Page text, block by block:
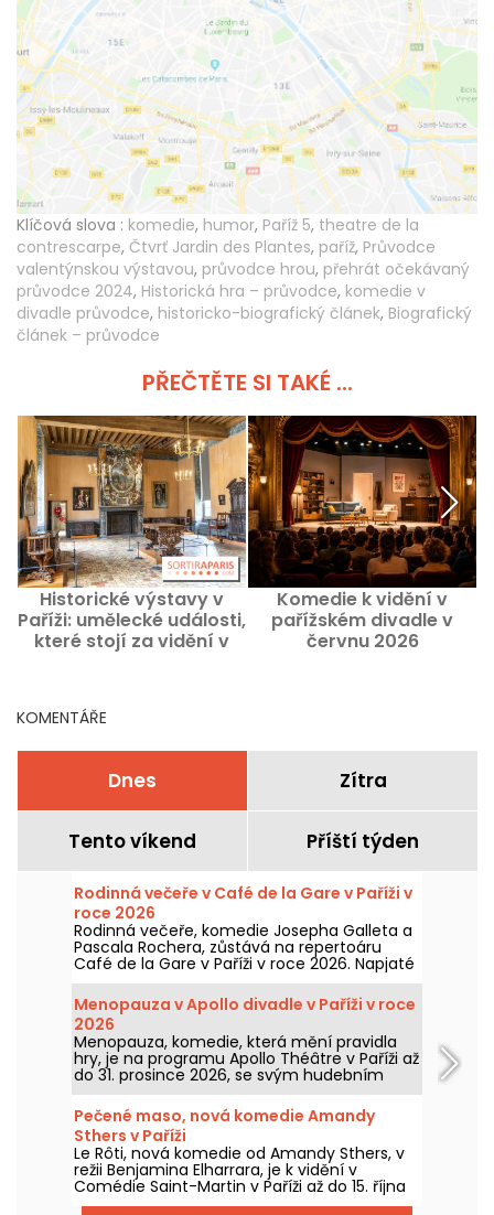
Klíčová slova : komedie, humor, Paříž 5, theatre de la
contrescarpe, Čtvrť Jardin des Plantes, paříž, Průvodce
valentýnskou výstavou, průvodce hrou, přehrát očekávaný
průvodce 2024, Historická hra – průvodce, komedie v
divadle průvodce, historicko-biografický článek, Biografický
článek – průvodce
PŘEČTĚTE SI TAKÉ ...
Historické výstavy v
Paříži: umělecké události,
které stojí za vidění v
Komedie k vidění v
pařížském divadle v
červnu 2026
KOMENTÁŘE
Dnes Zítra
Tento víkend Příští týden
Rodinná večeře v Café de la Gare v Paříži v
roce 2026
Rodinná večeře, komedie Josepha Galleta a
Pascala Rochera, zůstává na repertoáru
Café de la Gare v Paříži v roce 2026. Napjaté
rodinné setkání kolem Alexandrových
třicetin.
Menopauza v Apollo divadle v Paříži v roce
2026
Menopauza, komedie, která mění pravidla
hry, je na programu Apollo Théâtre v Paříži až
do 31. prosince 2026, se svým hudebním
představením o menopauze.
Pečené maso, nová komedie Amandy
Sthers v Paříži
Le Rôti, nová komedie od Amandy Sthers, v
režii Benjamina Elharrara, je k vidění v
Comédie Saint-Martin v Paříži až do 15. října
2026.